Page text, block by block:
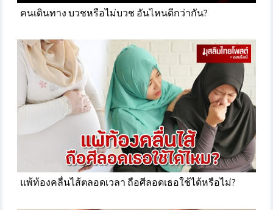
คนเดินทาง บวชหรือไม่บวช อันไหนดีกว่ากัน?
แพ้ท้องคลื่นไส้ตลอดเวลา ถือศีลอดเธอใช้ได้หรือไม่?